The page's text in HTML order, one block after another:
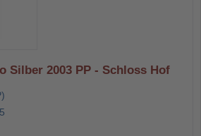
Silber 2003 PP - Schloss Hof